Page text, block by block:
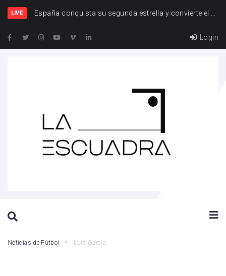
LIVE Españ
Login
Noticias de Fútbol Luis García